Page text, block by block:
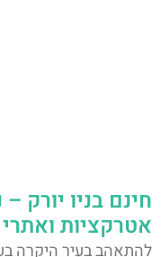
חינם בניו יורק
אטרקציות ואתרי
להתאהב בעיר היקרה